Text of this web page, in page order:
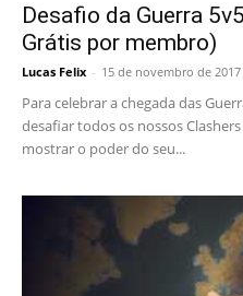
Desafio da Guerra
Grátis por membro)
Lucas Felix - 15 de novembro de 2017
Para celebrar a chegada das
desafiar todos os nossos
mostrar o poder do seu...